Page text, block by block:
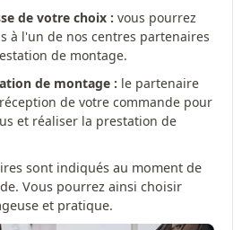
de votre choix : vous pourrez
à l'un de nos centres partenaires
de montage.
de montage : le partenaire
de votre commande pour
et réaliser la prestation de
sont indiqués au moment de
Vous pourrez ainsi choisir
et pratique.